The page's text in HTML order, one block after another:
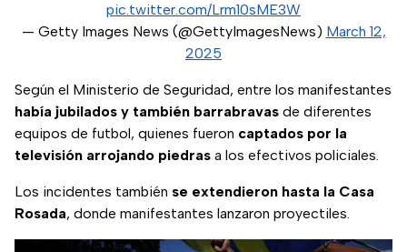
pic.twitter.com/Lrm10sME3W
— Getty Images News (@GettyImagesNews) March 12,
2025
Según el Ministerio de Seguridad, entre los manifestantes
había jubilados y también barrabravas de diferentes
equipos de futbol, quienes fueron captados por la
televisión arrojando piedras a los efectivos policiales.
Los incidentes también se extendieron hasta la Casa
Rosada, donde manifestantes lanzaron proyectiles.